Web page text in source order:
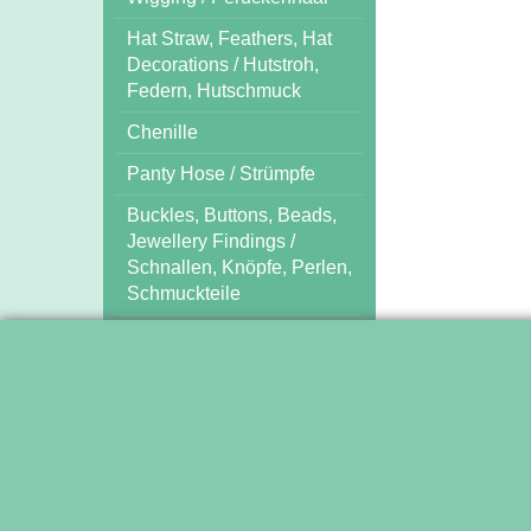
Hat Straw, Feathers, Hat
Decorations / Hutstroh,
Federn, Hutschmuck
Chenille
Panty Hose / Strümpfe
Buckles, Buttons, Beads,
Jewellery Findings /
Schnallen, Knöpfe, Perlen,
Schmuckteile